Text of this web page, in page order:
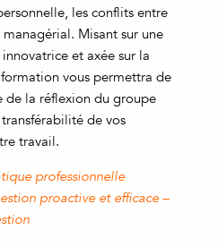
les conflits entre
Misant sur une
et axée sur la
vous permettra de
de la réflexion du groupe
de vos
travail.
professionnelle
proactive et efficace –